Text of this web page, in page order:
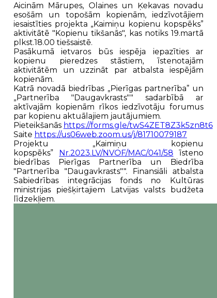
Aicinām Mārupes, Olaines un Ķekavas novadu
esošām un topošām kopienām, iedzīvotājiem
iesaistīties projekta „Kaimiņu kopienu kopspēks”
aktivitātē "Kopienu tikšanās", kas notiks 19.martā
plkst.18.00 tiešsaistē.
Pasākumā ietvaros būs iespēja iepazīties ar
kopienu pieredzes stāstiem, īstenotajām
aktivitātēm un uzzināt par atbalsta iespējām
kopienām.
Katrā novadā biedrības „Pierīgas partnerība” un
„Partnerība "Daugavkrasts"" sadarbībā ar
aktīvajām kopienām rīkos iedzīvotāju forumus
par kopienu aktuālajiem jautājumiem.
Pieteikšanās https://forms.gle/twS4ZET8Z3k5zn8t6
Saite https://us06web.zoom.us/j/81710079187
Projektu „Kaimiņu kopienu
kopspēks” Nr.2023.LV/NVOF/MAC/041/58 īsteno
biedrības Pierīgas Partnerība un Biedrība
"Partnerība "Daugavkrasts"". Finansiāli atbalsta
Sabiedrības integrācijas fonds no Kultūras
ministrijas piešķirtajiem Latvijas valsts budžeta
līdzekļiem.